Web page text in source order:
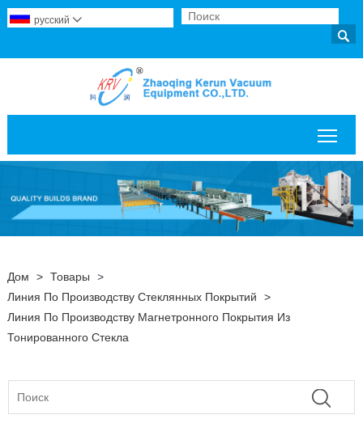

русский 
Дом > Товары
>
Линия По Производству Стеклянных Покрытий
>
Линия По Производству Магнетронного Покрытия Из
Тонированного Стекла